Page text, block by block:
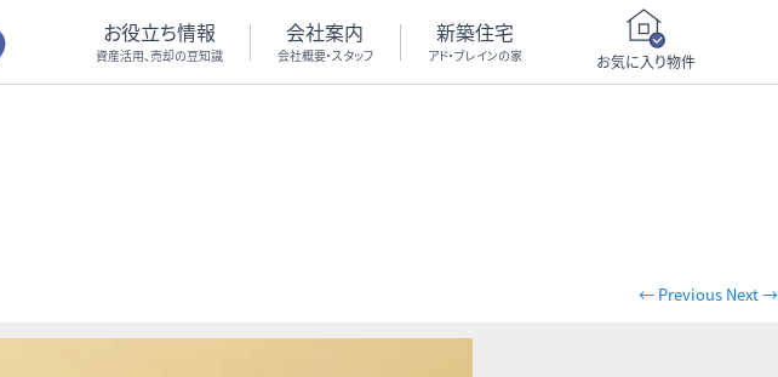
お役立ち情報
資産活用、売却の豆知識
会社案内
会社概要・スタッフ
新築住宅
アド・ブレインの家 お気に入り物件
← Previous Next →